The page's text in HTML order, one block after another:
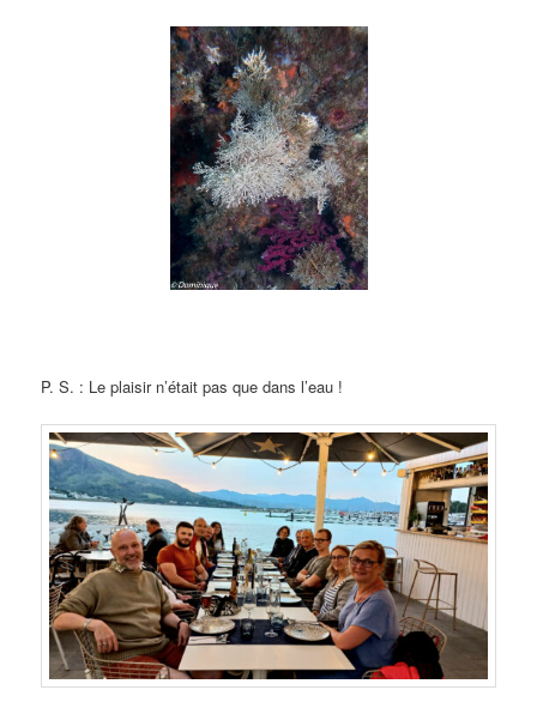
P. S. : Le plaisir n’était pas que dans l’eau !